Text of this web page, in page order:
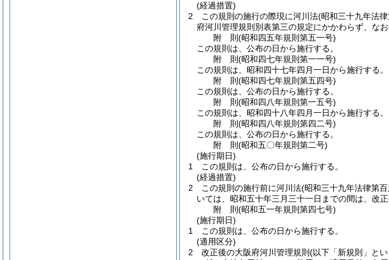
(経過措置)
2
この規則の施行の際現に河川法(昭和三十九年法
府河川管理規則別表第三の規定にかかわらず、なお
附 則(昭和四五年規則第五一号)
この規則は、公布の日から施行する。
附 則(昭和四七年規則第一一号)
この規則は、昭和四十七年四月一日から施行する。
附 則(昭和四七年規則第五四号)
この規則は、公布の日から施行する。
附 則(昭和四八年規則第一五号)
この規則は、昭和四十八年四月一日から施行する。
附 則(昭和四八年規則第四二号)
この規則は、公布の日から施行する。
附 則(昭和五〇年規則第二号)
(施行期日)
1
この規則は、公布の日から施行する。
(経過措置)
2
この規則の施行前に河川法(昭和三十九年法律第
いては、昭和五十年三月三十一日までの間は、改
附 則(昭和五一年規則第四七号)
(施行期日)
1
この規則は、公布の日から施行する。
(適用区分)
2
改正後の大阪府河川管理規則 (以下「新規則」と